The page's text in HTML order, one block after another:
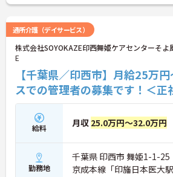
通所介護（デイサービス）
株式会社SOYOKAZE印西舞姫ケアセンターそよ
E
【千葉県／印西市】月給25万
スでの管理者の募集です！＜正
給料 月収 25.0万円～32.0万円
勤務地
千葉県 印西市 舞姫1-1-25
京成本線「印旛日本医大